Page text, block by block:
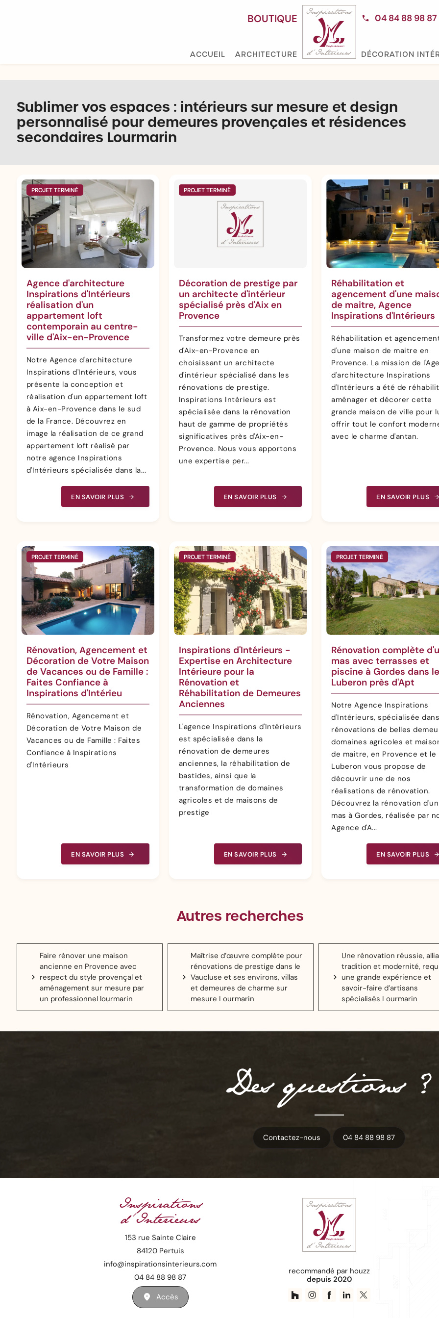
BOUTIQUE
ACCUEIL ARCHITECTURE
04 84 88 98 87
DÉCORATION
Sublimer vos espaces : intérieurs sur mesure et design
personnalisé pour demeures provençales et résidences
secondaires Lourmarin
PROJET TERMINÉ
Agence d'architecture
Inspirations d'Intérieurs
réalisation d'un
appartement loft
contemporain au centre-
ville d'Aix-en-Provence
Notre Agence d'architecture
Inspirations d'Intérieurs, vous
présente la conception et
réalisation d'un appartement loft
à Aix-en-Provence dans le sud
de la France. Découvrez en
image la réalisation de ce grand
appartement loft réalisé par
notre agence Inspirations
d'Intérieurs spécialisée dans la...
EN SAVOIR PLUS
PROJET TERMINÉ
Décoration de prestige par
un architecte d'intérieur
spécialisé près d'Aix en
Provence
Transformez votre demeure près
d'Aix-en-Provence en
choisissant un architecte
d'intérieur spécialisé dans les
rénovations de prestige.
Inspirations Intérieurs est
spécialisée dans la rénovation
haut de gamme de propriétés
significatives près d'Aix-en-
Provence. Nous vous apportons
une expertise per...
EN SAVOIR PLUS
Réhabilitation et
agencement d'une
de maitre, Agence
Inspirations d'Intérieurs
Réhabilitation et
d'une maison de maitre en
Provence. La mission de
d'architecture Inspirations
d'Intérieurs a été de
aménager et décorer cette
grande maison de ville pour
offrir tout le confort
avec le charme d'antan.
EN SAVOIR PLUS
PROJET TERMINÉ
Rénovation, Agencement et
Décoration de Votre Maison
de Vacances ou de Famille :
Faites Confiance à
Inspirations d'Intérieu
Rénovation, Agencement et
Décoration de Votre Maison de
Vacances ou de Famille : Faites
Confiance à Inspirations
d'Intérieurs
EN SAVOIR PLUS
PROJET TERMINÉ
Inspirations d'Intérieurs -
Expertise en Architecture
Intérieure pour la
Rénovation et
Réhabilitation de Demeures
Anciennes
L'agence Inspirations d'Intérieurs
est spécialisée dans la
rénovation de demeures
anciennes, la réhabilitation de
bastides, ainsi que la
transformation de domaines
agricoles et de maisons de
prestige
EN SAVOIR PLUS
PROJET TERMINÉ
Rénovation complète
mas avec terrasses et
piscine à Gordes dans
Luberon près d'Apt
Notre Agence Inspirations
d'Intérieurs, spécialisée
rénovations de belles
domaines agricoles et
de maitre, en Provence et le
Luberon vous propose de
découvrir une de nos
réalisations de rénovation.
Découvrez la rénovation d'un
mas à Gordes, réalisée par
Agence d'A...
EN SAVOIR PLUS
Autres recherches
Faire rénover une maison
ancienne en Provence avec
respect du style provençal et
aménagement sur mesure par
un professionnel lourmarin
Maîtrise d’œuvre complète pour
rénovations de prestige dans le
Vaucluse et ses environs, villas
et demeures de charme sur
mesure Lourmarin
Une rénovation réussie,
tradition et modernité,
une grande expérience et
savoir-faire d’artisans
spécialisés Lourmarin
Des questions ?
Contactez-nous 04 84 88 98 87
Inspirations
d'Interieurs
153 rue Sainte Claire
84120 Pertuis
info@inspirationsinterieurs.com
04 84 88 98 87
Accès
recommandé par houzz
depuis 2020